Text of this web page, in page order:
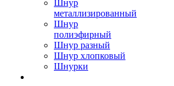
Шнур
металлизированный
Шнур
полиэфирный
Шнур разный
Шнур хлопковый
Шнурки